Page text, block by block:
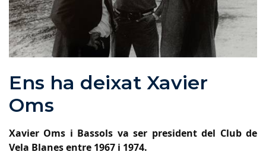
Ens ha deixat Xavier
Oms
Xavier Oms i Bassols va ser president del Club de
Vela Blanes entre 1967 i 1974.